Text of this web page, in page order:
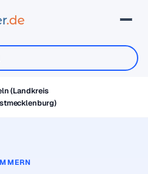
(Landkreis